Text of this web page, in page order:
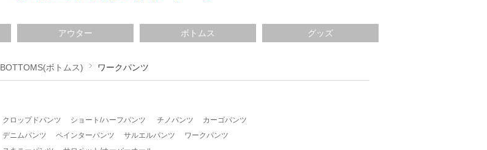
アウター ボトムス グッズ
BOTTOMS(ボトムス) ワークパンツ
クロップドパンツ ショート/ハーフパンツ チノパンツ
カーゴパンツ
デニムパンツ
ペインターパンツ サルエルパンツ
ワークパンツ